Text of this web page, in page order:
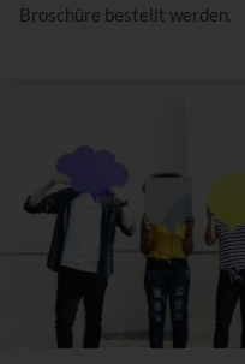
Broschüre bestellt werden.